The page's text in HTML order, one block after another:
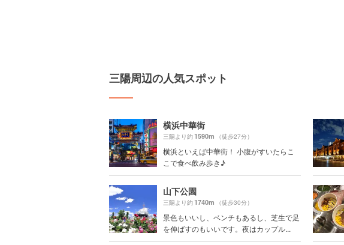
三陽周辺の人気スポット
横浜中華街
三陽より約1590m （徒歩27分）
横浜といえば中華街！ 小腹がすいたらこ
こで食べ飲み歩き♪
山下公園
三陽より約1740m （徒歩30分）
景色もいいし、ベンチもあるし、芝生で足
を伸ばすのもいいです。夜はカップル...